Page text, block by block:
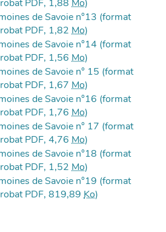
PDF, 1,88 Mo)
de Savoie n°13 (format
PDF, 1,82 Mo)
de Savoie n°14 (format
PDF, 1,56 Mo)
de Savoie n° 15 (format
PDF, 1,67 Mo)
de Savoie n°16 (format
PDF, 1,76 Mo)
de Savoie n° 17 (format
PDF, 4,76 Mo)
de Savoie n°18 (format
PDF, 1,52 Mo)
de Savoie n°19 (format
PDF, 819,89 Ko)